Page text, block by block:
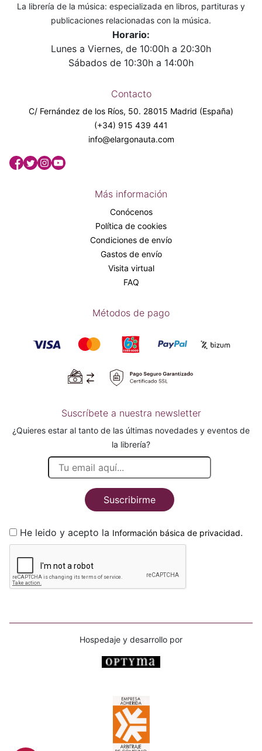
La librería de la música: especializada en libros, partituras y
publicaciones relacionadas con la música.
Horario:
Lunes a Viernes, de 10:00h a 20:30h
Sábados de 10:30h a 14:00h
Contacto
C/ Fernández de los Ríos, 50. 28015 Madrid (España)
(+34) 915 439 441
info@elargonauta.com
Más información
Conócenos
Política de cookies
Condiciones de envío
Gastos de envío
Visita virtual
FAQ
Métodos de pago
Suscríbete a nuestra newsletter
¿Quieres estar al tanto de las últimas novedades y eventos de
la librería?
Suscribirme
He leido y acepto la Información básica de privacidad.
Hospedaje y desarrollo por